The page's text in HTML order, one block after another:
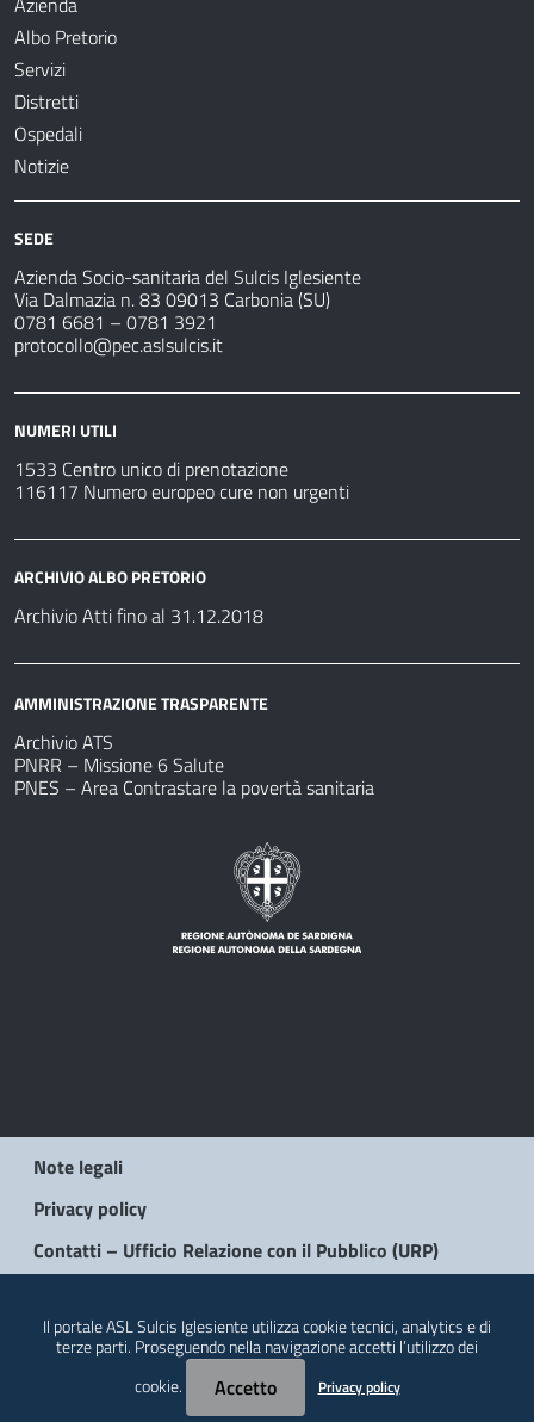
Albo Pretorio
Servizi
Distretti
Ospedali
Notizie
SEDE
Azienda Socio-sanitaria del Sulcis Iglesiente
Via Dalmazia n. 83 09013 Carbonia (SU)
0781 6681 – 0781 3921
protocollo@pec.aslsulcis.it
NUMERI UTILI
1533 Centro unico di prenotazione
116117 Numero europeo cure non urgenti
ARCHIVIO ALBO PRETORIO
Archivio Atti fino al 31.12.2018
AMMINISTRAZIONE TRASPARENTE
Archivio ATS
PNRR – Missione 6 Salute
PNES – Area Contrastare la povertà sanitaria
Note legali
Privacy policy
Contatti – Ufficio Relazione con il Pubblico (URP)
Il portale ASL Sulcis Iglesiente utilizza cookie tecnici, analytics e di
terze parti. Proseguendo nella navigazione accetti l’utilizzo dei
cookie.
Accetto Privacy policy